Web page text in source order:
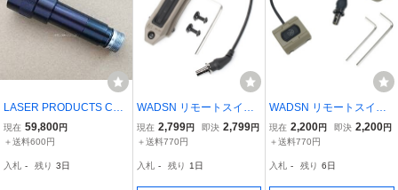
LASER PRODUCTS CLA
SSIC WEAPONLIGHT SU
REFIRE M660 検索 lapd
フ シュアファイア 6p m6
現在 59,800円
＋送料600円
入札 - 残り 3日
WADSN リモートスイッ
チ Surefire対応プラグ 20
mmレール/M-Lok対応 デ
5 [ デザートアース ]
現在 2,799円 即決 2,799円
＋送料770円
入札 - 残り 1日
WADSN リモートスイッ
チ ModButton Lite 角度付
きプラグ Surefire対応規
ース ]
現在 2,200円 即決 2,200円
＋送料770円
入札 - 残り 6日